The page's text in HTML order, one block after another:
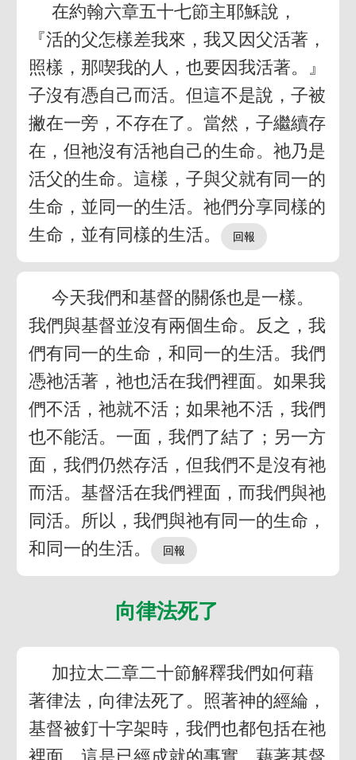
在約翰六章五十七節主耶穌說，
『活的父怎樣差我來，我又因父活著，
照樣，那喫我的人，也要因我活著。』
子沒有憑自己而活。但這不是說，子被
撇在一旁，不存在了。當然，子繼續存
在，但祂沒有活祂自己的生命。祂乃是
活父的生命。這樣，子與父就有同一的
生命，並同一的生活。祂們分享同樣的
生命，並有同樣的生活。
今天我們和基督的關係也是一樣。
我們與基督並沒有兩個生命。反之，我
們有同一的生命，和同一的生活。我們
憑祂活著，祂也活在我們裡面。如果我
們不活，祂就不活；如果祂不活，我們
也不能活。一面，我們了結了；另一方
面，我們仍然存活，但我們不是沒有祂
而活。基督活在我們裡面，而我們與祂
同活。所以，我們與祂有同一的生命，
和同一的生活。
向律法死了
加拉太二章二十節解釋我們如何藉
著律法，向律法死了。照著神的經綸，
基督被釘十字架時，我們也都包括在祂